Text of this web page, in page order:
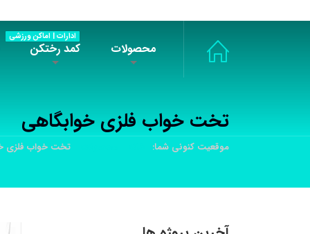
محصولات کمد رختکن
ادارات | اماکن ورزشی
تخت خواب فلزی خوابگاهی
موقعیت کنونی شما: تخت خواب فلزی